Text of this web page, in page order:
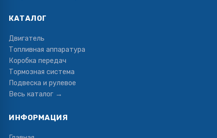
КАТАЛОГ
Двигатель
Топливная аппаратура
Коробка передач
Тормозная система
Подвеска и рулевое
Весь каталог →
ИНФОРМАЦИЯ